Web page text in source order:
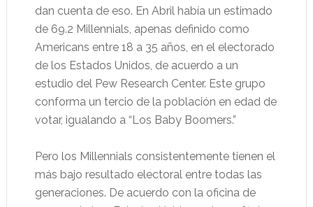
dan cuenta de eso. En Abril había un estimado
de 69.2 Millennials, apenas definido como
Americans entre 18 a 35 años, en el electorado
de los Estados Unidos, de acuerdo a un
estudio del Pew Research Center. Este grupo
conforma un tercio de la población en edad de
votar, igualando a “Los Baby Boomers.”
Pero los Millennials consistentemente tienen el
más bajo resultado electoral entre todas las
generaciones. De acuerdo con la oficina de